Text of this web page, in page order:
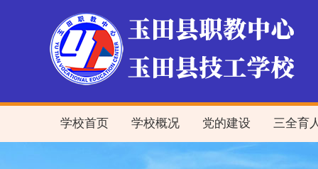
学校首页 学校概况 党的建设 三全育